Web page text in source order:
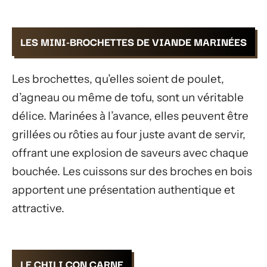
LES MINI-BROCHETTES DE VIANDE MARINÉES
Les brochettes, qu’elles soient de poulet,
d’agneau ou même de tofu, sont un véritable
délice. Marinées à l’avance, elles peuvent être
grillées ou rôties au four juste avant de servir,
offrant une explosion de saveurs avec chaque
bouchée. Les cuissons sur des broches en bois
apportent une présentation authentique et
attractive.
LE CHILI CON CARNE